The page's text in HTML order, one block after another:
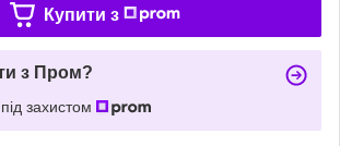
Купити з
з Пром?
захистом